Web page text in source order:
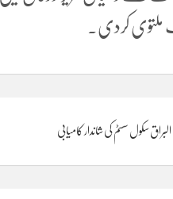
کردی۔
البراق سکول سسٹم کی شاندار کامیابی